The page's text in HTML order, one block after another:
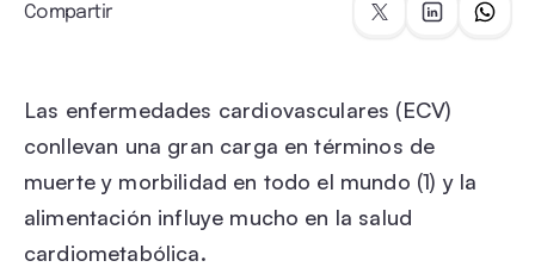
Compartir
Las enfermedades cardiovasculares (ECV)
conllevan una gran carga en términos de
muerte y morbilidad en todo el mundo (1) y la
alimentación influye mucho en la salud
cardiometabólica.